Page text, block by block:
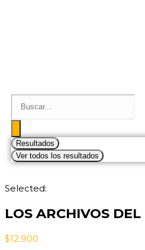
Resultados
Ver todos los resultados
Selected:
LOS ARCHIVOS
$12.900